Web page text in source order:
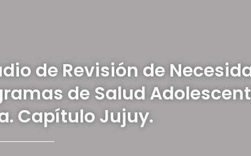
de Revisión de
de Salud
Capítulo Jujuy.